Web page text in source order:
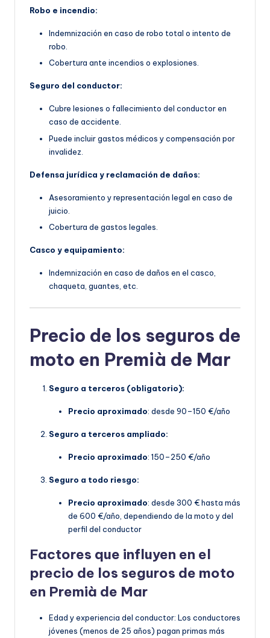
Robo e incendio:
Indemnización en caso de robo total o intento de
robo.
Cobertura ante incendios o explosiones.
Seguro del conductor:
Cubre lesiones o fallecimiento del conductor en
caso de accidente.
Puede incluir gastos médicos y compensación por
invalidez.
Defensa jurídica y reclamación de daños:
Asesoramiento y representación legal en caso de
juicio.
Cobertura de gastos legales.
Casco y equipamiento:
Indemnización en caso de daños en el casco,
chaqueta, guantes, etc.
Precio de los seguros de
moto en Premià de Mar
Seguro a terceros (obligatorio):
Precio aproximado: desde 90–150 €/año
Seguro a terceros ampliado:
Precio aproximado: 150–250 €/año
Seguro a todo riesgo:
Precio aproximado: desde 300 € hasta más
de 600 €/año, dependiendo de la moto y del
perfil del conductor
Factores que influyen en el
precio de los seguros de moto
en Premià de Mar
Edad y experiencia del conductor: Los conductores
jóvenes (menos de 25 años) pagan primas más